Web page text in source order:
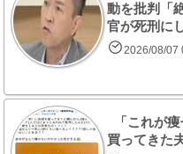
動を批判「
官が死刑に
2026/08/07
「これが
買ってきた